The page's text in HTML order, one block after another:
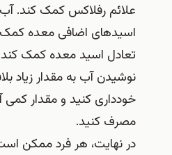
علائم رفلاکس کمک کند.
اسیدهای اضافی معده کمک
تعادل اسید معده کمک کند.
نوشیدن آب به مقدار زیاد
خودداری کنید و مقدار
مصرف کنید.
در نهایت، هر فرد ممکن